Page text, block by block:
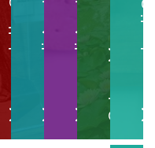
Museo della Grafica